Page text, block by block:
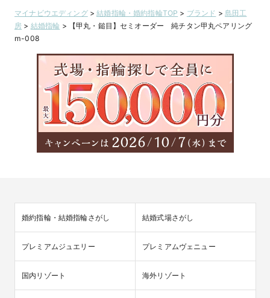
徒町・名古屋栄・
横浜元町・大宮・
大阪梅田・京都四
条烏丸・福岡天
神・鹿児島】
広島店・福山
店】
マイナビウエディング>結婚指輪・婚約指輪TOP > ブランド > 島田工
房 > 結婚指輪 >
【甲丸・鎚目】セミオーダー 純チタン甲丸ペアリング
m-008
婚約指輪・結婚指輪さがし 結婚式場さがし
プレミアムジュエリー プレミアムヴェニュー
国内リゾート 海外リゾート